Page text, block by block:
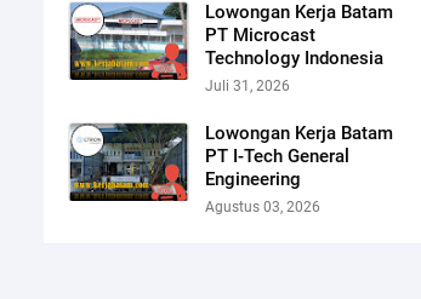
Lowongan Kerja Batam
PT Microcast
Technology Indonesia
Juli 31, 2026
Lowongan Kerja Batam
PT I-Tech General
Engineering
Agustus 03, 2026